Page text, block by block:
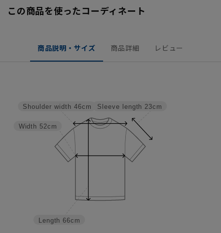
この商品を使ったコーディネート
商品説明・サイズ 商品詳細 レビュー
Sleeve length 23cm
Length 66cm
Width 52cm
Shoulder width 46cm